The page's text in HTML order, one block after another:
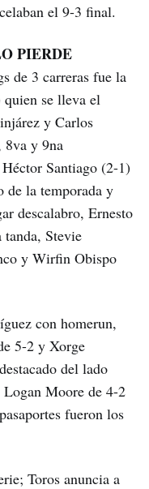
el 9-3 final.
PIERDE
de 3 carreras fue la
se lleva el
y Carlos
8va y 9na
Santiago (2-1)
de la temporada y
descalabro, Ernesto
tanda, Stevie
y Wirfin Obispo
con homerun,
5-2 y Xorge
del lado
Moore de 4-2
fueron los
Toros anuncia a